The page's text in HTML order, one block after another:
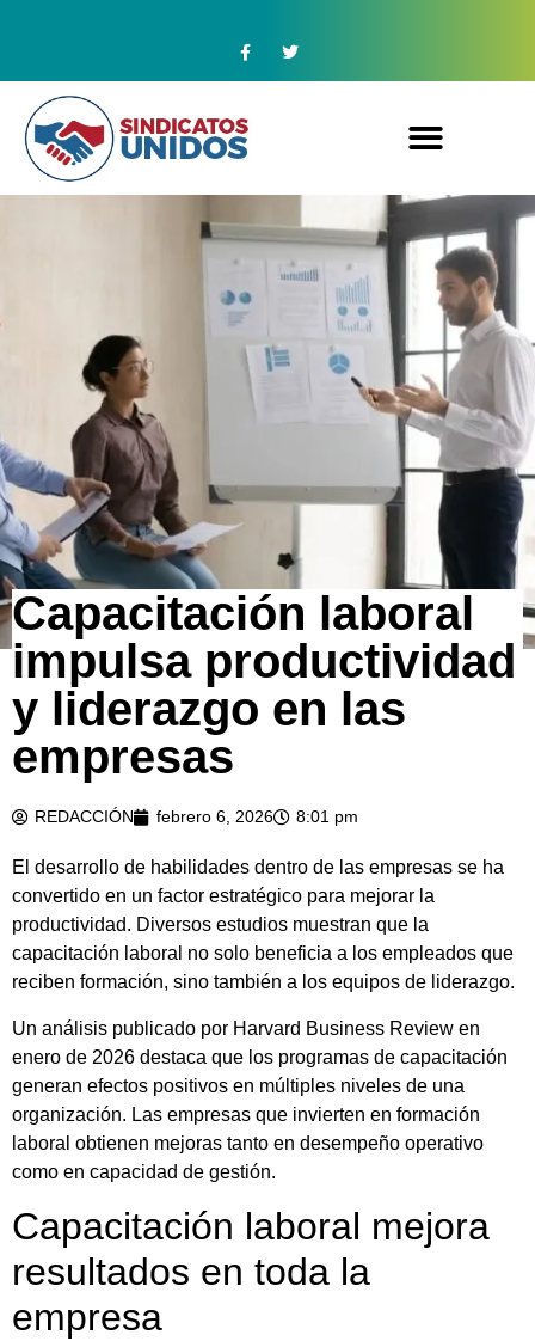
Capacitación laboral
impulsa productividad
y liderazgo en las
empresas
REDACCIÓN febrero 6, 2026 8:01 pm
El desarrollo de habilidades dentro de las empresas se ha
convertido en un factor estratégico para mejorar la
productividad. Diversos estudios muestran que la
capacitación laboral no solo beneficia a los empleados que
reciben formación, sino también a los equipos de liderazgo.
Un análisis publicado por Harvard Business Review en
enero de 2026 destaca que los programas de capacitación
generan efectos positivos en múltiples niveles de una
organización. Las empresas que invierten en formación
laboral obtienen mejoras tanto en desempeño operativo
como en capacidad de gestión.
Capacitación laboral mejora
resultados en toda la
empresa